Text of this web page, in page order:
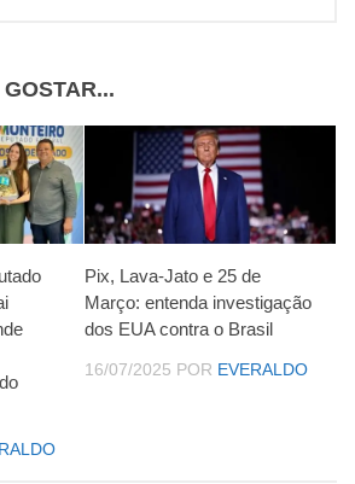
Pix, Lava-Jato e 25 de
Março: entenda investigação
dos EUA contra o Brasil
16/07/2025 POR EVERALDO